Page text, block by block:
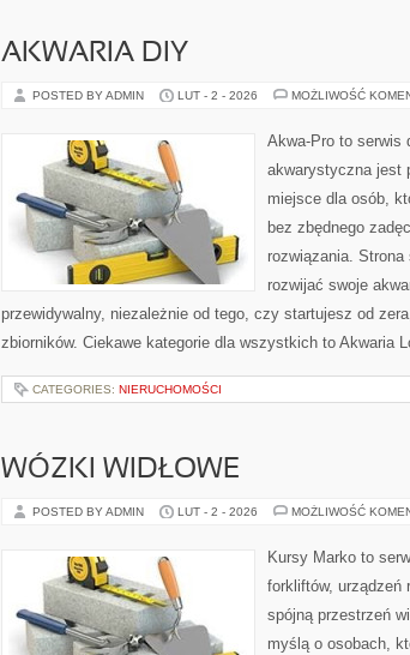
AKWARIA DIY
POSTED BY ADMIN LUT - 2 - 2026 MOŻLIWOŚĆ
Akwa-Pro to serwis
akwarystyczna jest
miejsce dla osób,
bez zbędnego
rozwiązania.
rozwijać swoje
przewidywalny, niezależnie od tego, czy startujesz od
zbiorników. Ciekawe kategorie dla wszystkich to Akwaria
CATEGORIES: NIERUCHOMOŚCI
WÓZKI WIDŁOWE
POSTED BY ADMIN LUT - 2 - 2026 MOŻLIWOŚĆ
Kursy Marko to
forkliftów, urządzeń
spójną przestrzeń
myślą o osobach,